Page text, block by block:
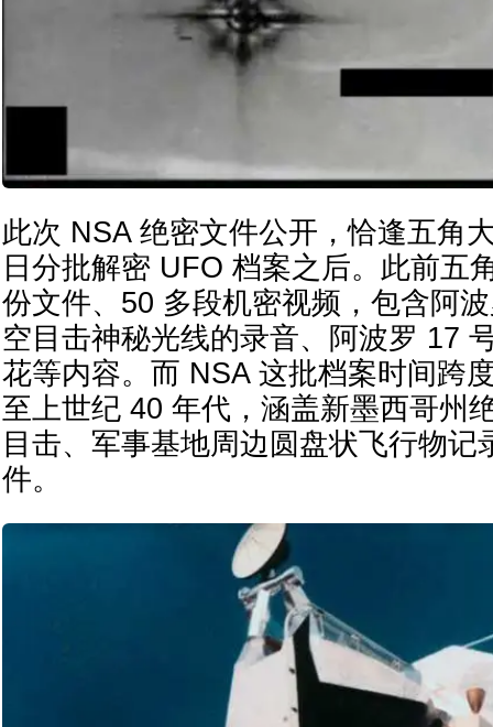
此次 NSA 绝密文件公开，恰逢五角
日分批解密 UFO 档案之后。此前五
份文件、50 多段机密视频，包含阿
空目击神秘光线的录音、阿波罗 17
花等内容。而 NSA 这批档案时间跨
至上世纪 40 年代，涵盖新墨西哥州
目击、军事基地周边圆盘状飞行物记
件。